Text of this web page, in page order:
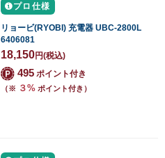
プロ仕様
リョービ(RYOBI) 充電器 UBC-2800L
6406081
18,150円(税込)
495 ポイント付き
（※ ３% ポイント付き）